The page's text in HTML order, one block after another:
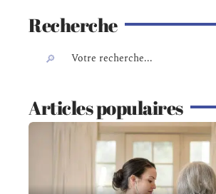
Recherche
Articles populaires